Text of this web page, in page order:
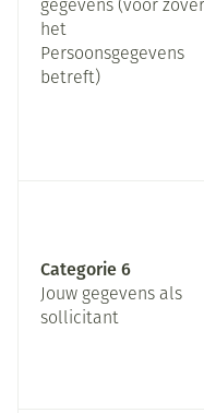
gegevens (voor zover
het
Persoonsgegevens
betreft)
Categorie 6
Jouw gegevens als
sollicitant